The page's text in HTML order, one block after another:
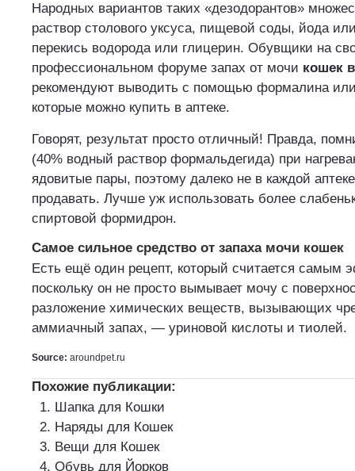
Народных вариантов таких «дезодорантов»
раствор столового уксуса, пищевой соды, йода
перекись водорода или глицерин. Обувщики на
профессиональном форуме запах от мочи кошек
рекомендуют выводить с помощью формалина
которые можно купить в аптеке.
Говорят, результат просто отличный! Правда,
(40% водный раствор формальдегида) при
ядовитые пары, поэтому далеко не в каждой
продавать. Лучше уж использовать более
спиртовой формидрон.
Самое сильное средство от запаха мочи кошек
Есть ещё один рецепт, который считается самым
поскольку он не просто вымывает мочу с
разложение химических веществ, вызывающих
аммиачный запах, — уриновой кислоты и тиолей.
Source: aroundpet.ru
Похожие публикации:
Шапка для Кошки
Наряды для Кошек
Вещи для Кошек
Обувь для Йорков